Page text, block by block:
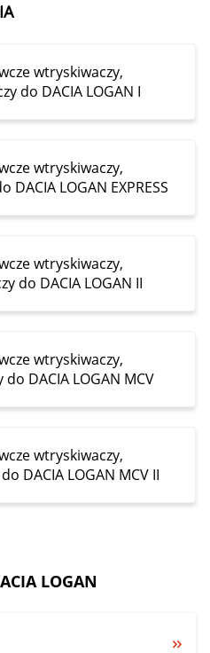
wtryskiwaczy,
do DACIA LOGAN I
wtryskiwaczy,
LOGAN EXPRESS
wtryskiwaczy,
do DACIA LOGAN II
wtryskiwaczy,
DACIA LOGAN MCV
wtryskiwaczy,
DACIA LOGAN MCV II
LOGAN